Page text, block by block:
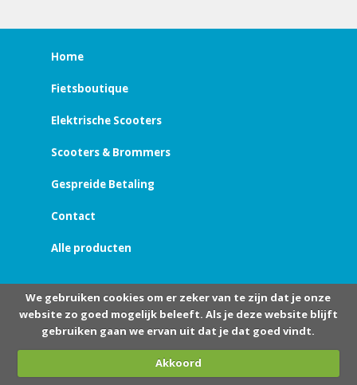
Home
Fietsboutique
Elektrische Scooters
Scooters & Brommers
Gespreide Betaling
Contact
Alle producten
We gebruiken cookies om er zeker van te zijn dat je onze
website zo goed mogelijk beleeft. Als je deze website blijft
gebruiken gaan we ervan uit dat je dat goed vindt.
Akkoord